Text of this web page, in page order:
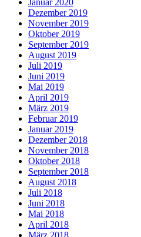
Januar 2020
Dezember 2019
November 2019
Oktober 2019
September 2019
August 2019
Juli 2019
Juni 2019
Mai 2019
April 2019
März 2019
Februar 2019
Januar 2019
Dezember 2018
November 2018
Oktober 2018
September 2018
August 2018
Juli 2018
Juni 2018
Mai 2018
April 2018
März 2018